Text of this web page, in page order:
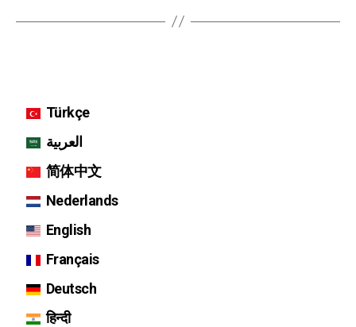
Türkçe
العربية
简体中文
Nederlands
English
Français
Deutsch
हिन्दी